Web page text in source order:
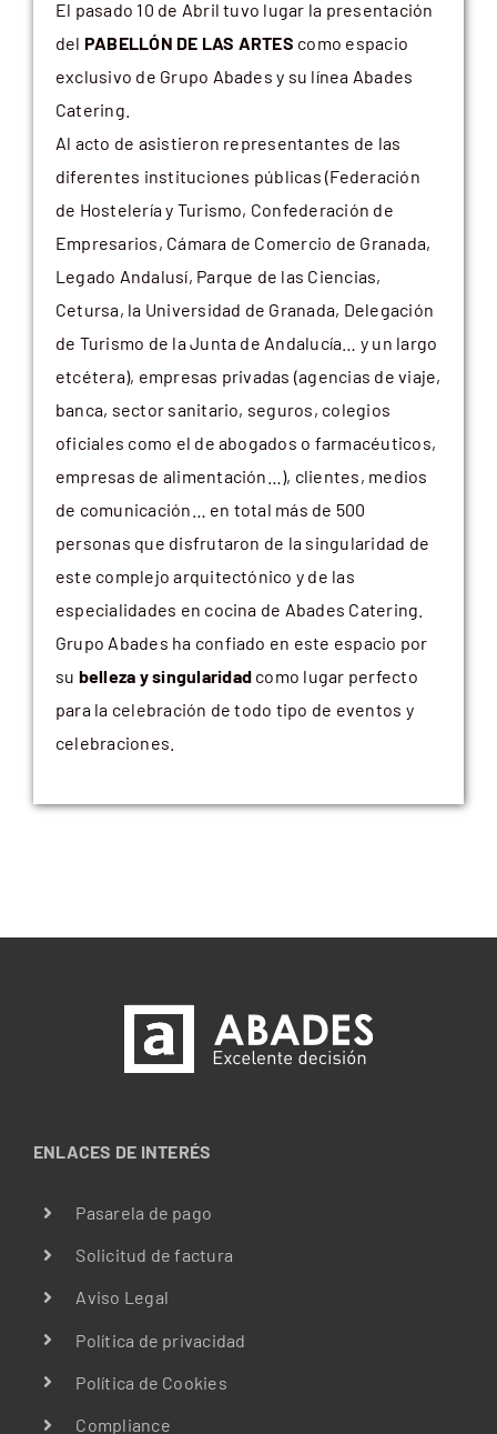
El pasado 10 de Abril tuvo lugar la presentación
del PABELLÓN DE LAS ARTES como espacio
exclusivo de Grupo Abades y su línea Abades
Catering.
Al acto de asistieron representantes de las
diferentes instituciones públicas (Federación
de Hostelería y Turismo, Confederación de
Empresarios, Cámara de Comercio de Granada,
Legado Andalusí, Parque de las Ciencias,
Cetursa, la Universidad de Granada, Delegación
de Turismo de la Junta de Andalucía… y un largo
etcétera), empresas privadas (agencias de viaje,
banca, sector sanitario, seguros, colegios
oficiales como el de abogados o farmacéuticos,
empresas de alimentación…), clientes, medios
de comunicación… en total más de 500
personas que disfrutaron de la singularidad de
este complejo arquitectónico y de las
especialidades en cocina de Abades Catering.
Grupo Abades ha confiado en este espacio por
su belleza y singularidadcomo lugar perfecto
para la celebración de todo tipo de eventos y
celebraciones.
ENLACES DE INTERÉS
Pasarela de pago
Solicitud de factura
Aviso Legal
Política de privacidad
Política de Cookies
Compliance